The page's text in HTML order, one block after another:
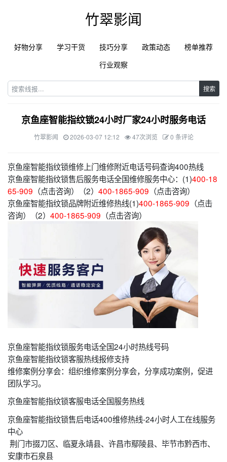
竹翠影闻
好物分享 学习干货 技巧分享 政策动态
榜单推荐
行业观察
搜索
京鱼座智能指纹锁24小时厂家24小时服务电话
竹翠影闻 2026-03-07 12:12 47次浏览 0 条评论
京鱼座智能指纹锁维修上门维修附近电话号码查询400热线
京鱼座智能指纹锁售后服务电话全国维修服务中心：(1)400-18
65-909 （点击咨询）（2） 400-1865-909 （点击咨询）
京鱼座智能指纹锁品牌附近维修热线(1)400-1865-909 （点击
咨询）（2） 400-1865-909 （点击咨询）
京鱼座智能指纹锁服务电话全国24小时热线号码
京鱼座智能指纹锁客服热线报修支持
维修案例分享会：组织维修案例分享会，分享成功案例，促进
团队学习。
京鱼座智能指纹锁客服电话全国服务热线
京鱼座智能指纹锁售后电话400维修热线-24小时人工在线服务
中心
荆门市掇刀区、临夏永靖县、许昌市鄢陵县、毕节市黔西市、
安康市石泉县